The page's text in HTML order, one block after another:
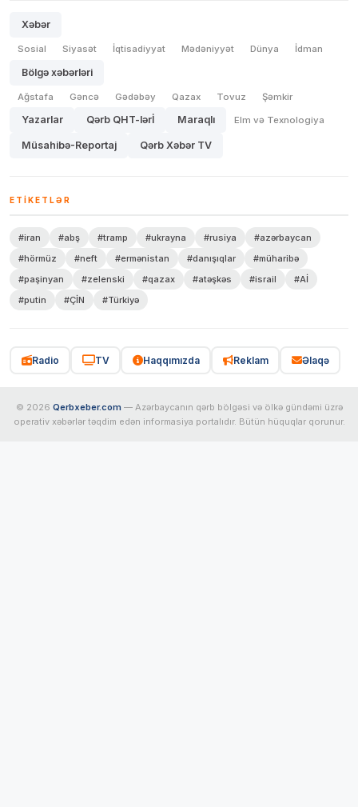
Xəbər
Sosial Siyasət İqtisadiyyat Mədəniyyət Dünya İdman
Bölgə xəbərləri
Ağstafa Gəncə Gədəbəy Qazax Tovuz Şəmkir
Yazarlar Qərb QHT-lərİ Maraqlı Elm və Texnologiya
Müsahibə-Reportaj Qərb Xəbər TV
ETIKETLƏR
#iran #abş #tramp #ukrayna #rusiya
#azərbaycan
#hörmüz
#neft #ermənistan #danışıqlar
#müharibə
#paşinyan
#zelenski #qazax #atəşkəs #israil
#Aİ
#putin
#ÇİN #Türkiyə
Radio TV Haqqımızda Reklam Əlaqə
© 2026 Qerbxeber.com — Azərbaycanın qərb bölgəsi və ölkə gündəmi üzrə
operativ xəbərlər təqdim edən informasiya portalıdır. Bütün hüquqlar qorunur.